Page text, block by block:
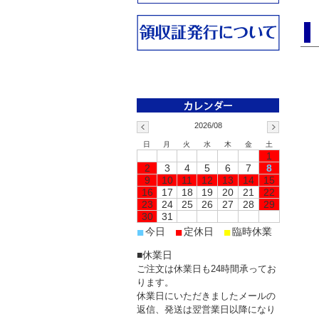
2026/08
日 月 火 水 木 金 土
1
2
3 4 5 6 7
8
9
10 11 12 13 14
15
16
17 18 19 20 21
22
23
24 25 26 27 28
29
30
31
■今日 ■定休日 ■臨時休業
■休業日
ご注文は休業日も24時間承ってお
ります。
休業日にいただきましたメールの
返信、発送は翌営業日以降になり